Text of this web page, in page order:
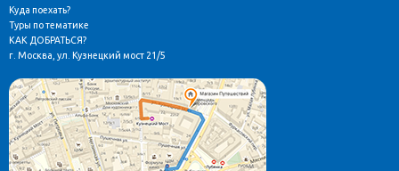
Куда поехать?
Туры по тематике
КАК ДОБРАТЬСЯ?
г. Москва, ул. Кузнецкий мост 21/5